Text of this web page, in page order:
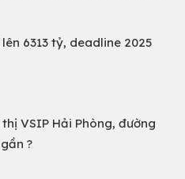
6313 tỷ, deadline 2025
VSIP Hải Phòng, đường
?